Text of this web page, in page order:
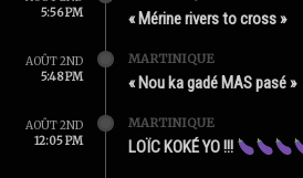
5:56 PM
« Mérine rivers to cross »
AOÛT 2ND
5:48 PM
MARTINIQUE
« Nou ka gadé MAS pasé »
AOÛT 2ND
12:05 PM
MARTINIQUE
LOÏC KOKÉ YO !!!